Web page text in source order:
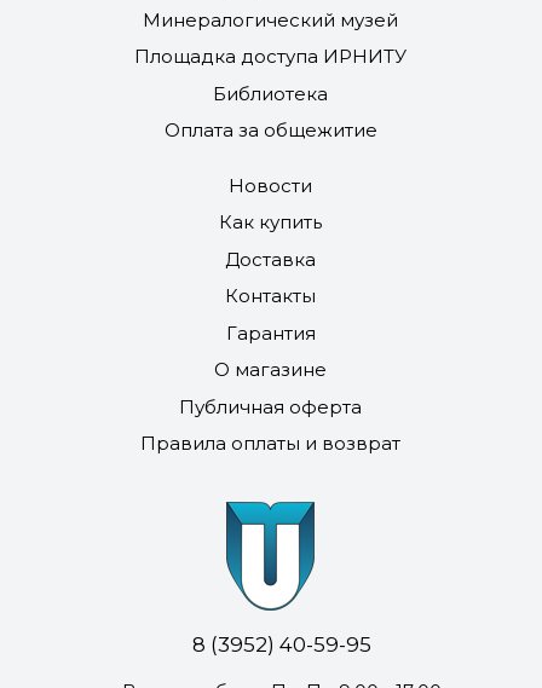
Минералогический музей
Площадка доступа ИРНИТУ
Библиотека
Оплата за общежитие
Новости
Как купить
Доставка
Контакты
Гарантия
О магазине
Публичная оферта
Правила оплаты и возврат
8 (3952) 40-59-95